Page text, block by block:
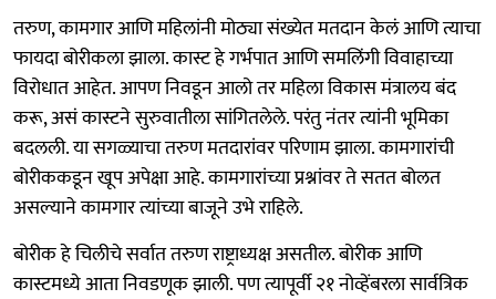
तरुण, कामगार आणि महिलांनी मोठ्या संख्येत मतदान केलं आणि त्याचा
फायदा बोरीकला झाला. कास्ट हे गर्भपात आणि समलिंगी विवाहाच्या
विरोधात आहेत. आपण निवडून आलो तर महिला विकास मंत्रालय बंद
करू, असं कास्टने सुरुवातीला सांगितलेले. परंतु नंतर त्यांनी भूमिका
बदलली. या सगळ्याचा तरुण मतदारांवर परिणाम झाला. कामगारांची
बोरीककडून खूप अपेक्षा आहे. कामगारांच्या प्रश्नांवर ते सतत बोलत
असल्याने कामगार त्यांच्या बाजूने उभे राहिले.
बोरीक हे चिलीचे सर्वात तरुण राष्ट्राध्यक्ष असतील. बोरीक आणि
कास्टमध्ये आता निवडणूक झाली. पण त्यापूर्वी २१ नोव्हेंबरला सार्वत्रिक